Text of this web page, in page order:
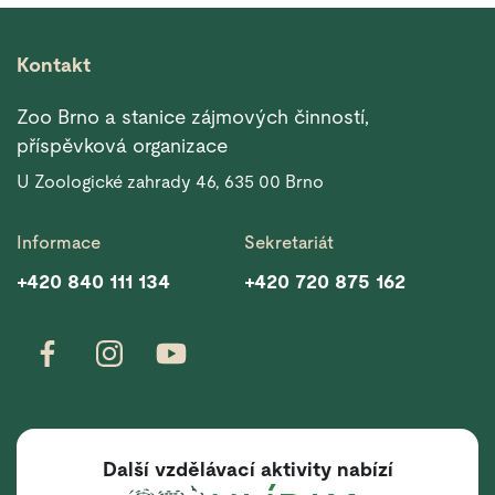
Kontakt
Zoo Brno a stanice zájmových činností,
příspěvková organizace
U Zoologické zahrady 46, 635 00 Brno
Informace
+420 840 111 134
Sekretariát
+420 720 875 162
Další vzdělávací aktivity nabízí